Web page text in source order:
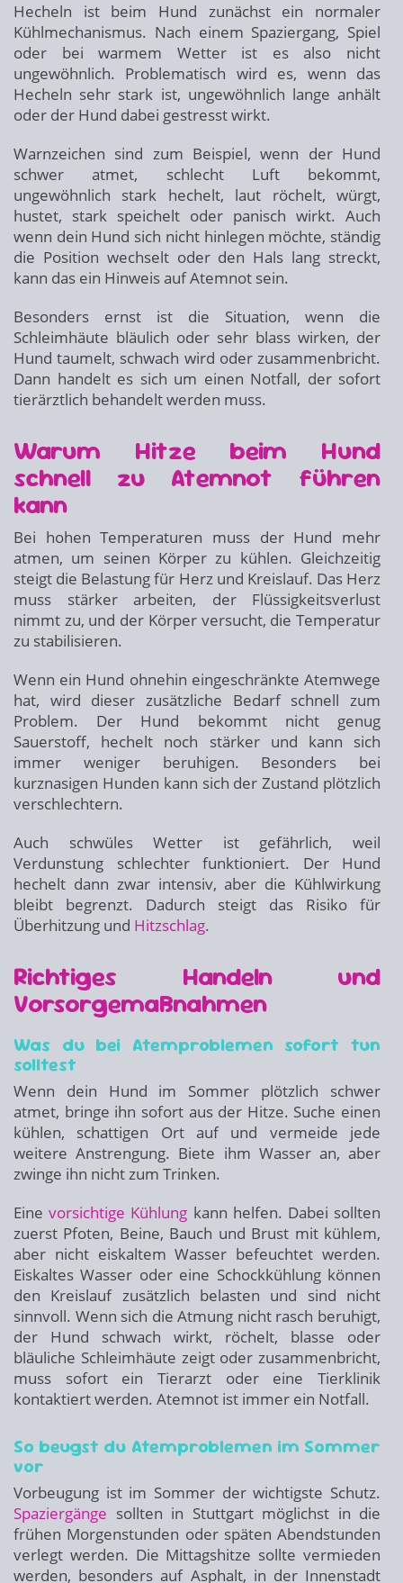
Hecheln ist beim Hund zunächst ein normaler
Kühlmechanismus. Nach einem Spaziergang, Spiel
oder bei warmem Wetter ist es also nicht
ungewöhnlich. Problematisch wird es, wenn das
Hecheln sehr stark ist, ungewöhnlich lange anhält
oder der Hund dabei gestresst wirkt.
Warnzeichen sind zum Beispiel, wenn der Hund
schwer atmet, schlecht Luft bekommt,
ungewöhnlich stark hechelt, laut röchelt, würgt,
hustet, stark speichelt oder panisch wirkt. Auch
wenn dein Hund sich nicht hinlegen möchte, ständig
die Position wechselt oder den Hals lang streckt,
kann das ein Hinweis auf Atemnot sein.
Besonders ernst ist die Situation, wenn die
Schleimhäute bläulich oder sehr blass wirken, der
Hund taumelt, schwach wird oder zusammenbricht.
Dann handelt es sich um einen Notfall, der sofort
tierärztlich behandelt werden muss.
Warum Hitze beim Hund
schnell zu Atemnot führen
kann
Bei hohen Temperaturen muss der Hund mehr
atmen, um seinen Körper zu kühlen. Gleichzeitig
steigt die Belastung für Herz und Kreislauf. Das Herz
muss stärker arbeiten, der Flüssigkeitsverlust
nimmt zu, und der Körper versucht, die Temperatur
zu stabilisieren.
Wenn ein Hund ohnehin eingeschränkte Atemwege
hat, wird dieser zusätzliche Bedarf schnell zum
Problem. Der Hund bekommt nicht genug
Sauerstoff, hechelt noch stärker und kann sich
immer weniger beruhigen. Besonders bei
kurznasigen Hunden kann sich der Zustand plötzlich
verschlechtern.
Auch schwüles Wetter ist gefährlich, weil
Verdunstung schlechter funktioniert. Der Hund
hechelt dann zwar intensiv, aber die Kühlwirkung
bleibt begrenzt. Dadurch steigt das Risiko für
Überhitzung und Hitzschlag.
Richtiges Handeln und
Vorsorgemaßnahmen
Was du bei Atemproblemen sofort tun
solltest
Wenn dein Hund im Sommer plötzlich schwer
atmet, bringe ihn sofort aus der Hitze. Suche einen
kühlen, schattigen Ort auf und vermeide jede
weitere Anstrengung. Biete ihm Wasser an, aber
zwinge ihn nicht zum Trinken.
Einevorsichtige Kühlung kann helfen. Dabei sollten
zuerst Pfoten, Beine, Bauch und Brust mit kühlem,
aber nicht eiskaltem Wasser befeuchtet werden.
Eiskaltes Wasser oder eine Schockkühlung können
den Kreislauf zusätzlich belasten und sind nicht
sinnvoll. Wenn sich die Atmung nicht rasch beruhigt,
der Hund schwach wirkt, röchelt, blasse oder
bläuliche Schleimhäute zeigt oder zusammenbricht,
muss sofort ein Tierarzt oder eine Tierklinik
kontaktiert werden. Atemnot ist immer ein Notfall.
So beugst du Atemproblemen im Sommer
vor
Vorbeugung ist im Sommer der wichtigste Schutz.
Spaziergänge sollten in Stuttgart möglichst in die
frühen Morgenstunden oder späten Abendstunden
verlegt werden. Die Mittagshitze sollte vermieden
werden, besonders auf Asphalt, in der Innenstadt